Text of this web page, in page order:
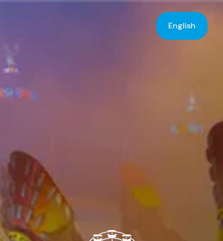
English